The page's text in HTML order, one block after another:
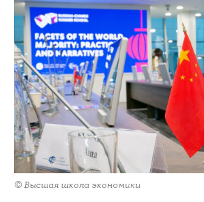
© Высшая школа экономики